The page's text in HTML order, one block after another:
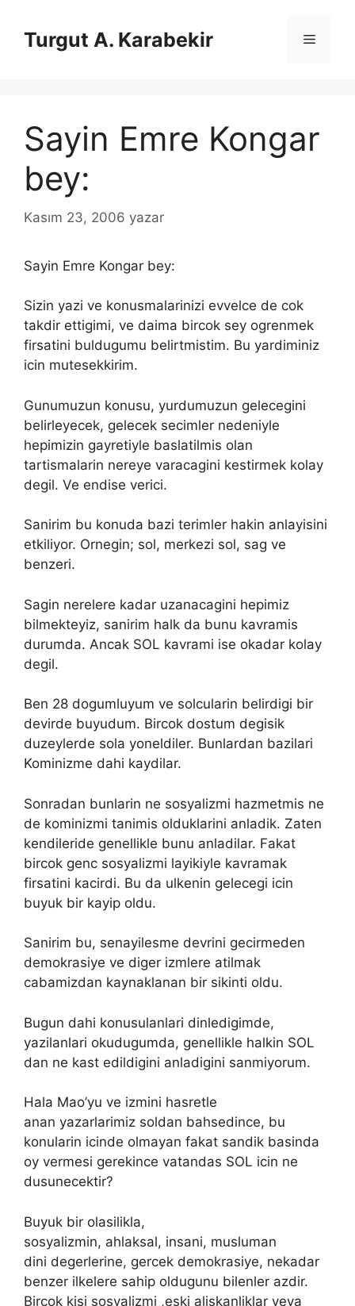
Turgut A. Karabekir Menü
Sayin Emre Kongar
bey:
Kasım 23, 2006 yazar
Sayin Emre Kongar bey:
Sizin yazi ve konusmalarinizi evvelce de cok
takdir ettigimi, ve daima bircok sey ogrenmek
firsatini buldugumu belirtmistim. Bu yardiminiz
icin mutesekkirim.
Gunumuzun konusu, yurdumuzun gelecegini
belirleyecek, gelecek secimler nedeniyle
hepimizin gayretiyle baslatilmis olan
tartismalarin nereye varacagini kestirmek kolay
degil. Ve endise verici.
Sanirim bu konuda bazi terimler hakin anlayisini
etkiliyor. Ornegin; sol, merkezi sol, sag ve
benzeri.
Sagin nerelere kadar uzanacagini hepimiz
bilmekteyiz, sanirim halk da bunu kavramis
durumda. Ancak SOL kavrami ise okadar kolay
degil.
Ben 28 dogumluyum ve solcularin belirdigi bir
devirde buyudum. Bircok dostum degisik
duzeylerde sola yoneldiler. Bunlardan bazilari
Kominizme dahi kaydilar.
Sonradan bunlarin ne sosyalizmi hazmetmis ne
de kominizmi tanimis olduklarini anladik. Zaten
kendileride genellikle bunu anladilar. Fakat
bircok genc sosyalizmi layikiyle kavramak
firsatini kacirdi. Bu da ulkenin gelecegi icin
buyuk bir kayip oldu.
Sanirim bu, senayilesme devrini gecirmeden
demokrasiye ve diger izmlere atilmak
cabamizdan kaynaklanan bir sikinti oldu.
Bugun dahi konusulanlari dinledigimde,
yazilanlari okudugumda, genellikle halkin SOL
dan ne kast edildigini anladigini sanmiyorum.
Hala Mao’yu ve izmini hasretle
anan yazarlarimiz soldan bahsedince, bu
konularin icinde olmayan fakat sandik basinda
oy vermesi gerekince vatandas SOL icin ne
dusunecektir?
Buyuk bir olasilikla,
sosyalizmin, ahlaksal, insani, musluman
dini degerlerine, gercek demokrasiye, nekadar
benzer ilkelere sahip oldugunu bilenler azdir.
Bircok kisi sosyalizmi ,eski aliskanliklar veya